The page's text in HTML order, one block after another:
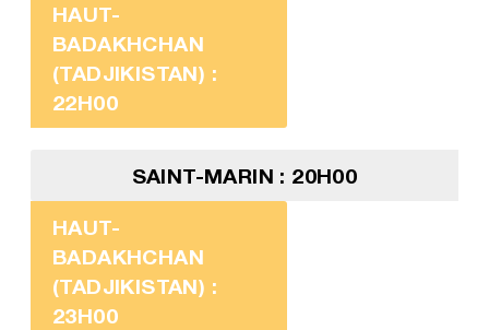
HAUT-
BADAKHCHAN
(TADJIKISTAN) :
22H00
SAINT-MARIN : 20H00
HAUT-
BADAKHCHAN
(TADJIKISTAN) :
23H00